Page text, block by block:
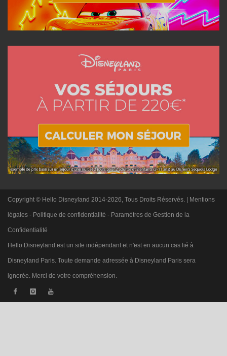
Copyright © Hello Disneyland 2014-2026, Tous Droits Réservés. | Mentions
légales - Politique de confidentialité - Paramètres de Gestion de la
Confidentialité
Hello Disneyland est un site indépendant et n'est en aucun cas lié à
Disneyland Paris. Toute demande adressée à Disneyland Paris sera
ignorée. Merci de votre compréhension.